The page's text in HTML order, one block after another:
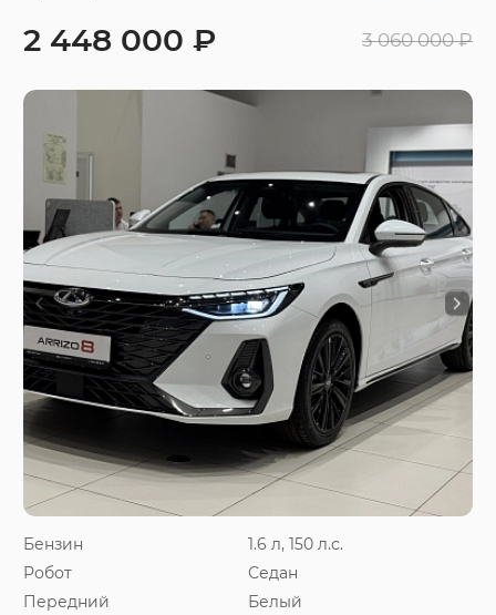
Бензин
1.6 л, 150 л.с.
Робот
Седан
Передний
Белый
2 448 000 ₽ 3 060 000 ₽